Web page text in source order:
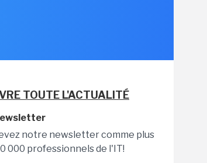
TOUTE L'ACTUALITÉ
notre newsletter comme plus
000 professionnels de l'IT!